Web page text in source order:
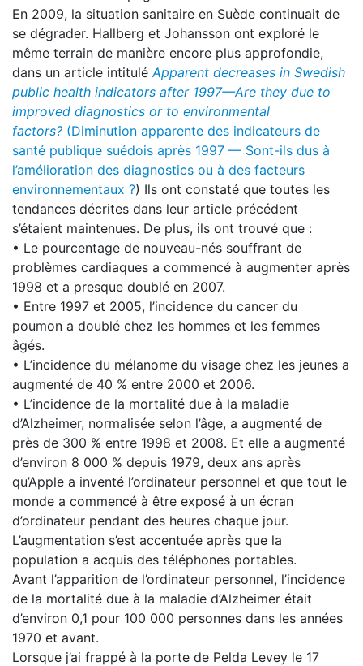
En 2009, la situation sanitaire en Suède continuait de
se dégrader. Hallberg et Johansson ont exploré le
même terrain de manière encore plus approfondie,
dans un article intituléApparent decreases in Swedish
public health indicators after 1997—Are they due to
improved diagnostics or to environmental
factors? (Diminution apparente des indicateurs de
santé publique suédois après 1997 — Sont-ils dus à
l’amélioration des diagnostics ou à des facteurs
environnementaux ?) Ils ont constaté que toutes les
tendances décrites dans leur article précédent
s’étaient maintenues. De plus, ils ont trouvé que :
• Le pourcentage de nouveau-nés souffrant de
problèmes cardiaques a commencé à augmenter après
1998 et a presque doublé en 2007.
• Entre 1997 et 2005, l’incidence du cancer du
poumon a doublé chez les hommes et les femmes
âgés.
• L’incidence du mélanome du visage chez les jeunes a
augmenté de 40 % entre 2000 et 2006.
• L’incidence de la mortalité due à la maladie
d’Alzheimer, normalisée selon l’âge, a augmenté de
près de 300 % entre 1998 et 2008. Et elle a augmenté
d’environ 8 000 % depuis 1979, deux ans après
qu’Apple a inventé l’ordinateur personnel et que tout le
monde a commencé à être exposé à un écran
d’ordinateur pendant des heures chaque jour.
L’augmentation s’est accentuée après que la
population a acquis des téléphones portables.
Avant l’apparition de l’ordinateur personnel, l’incidence
de la mortalité due à la maladie d’Alzheimer était
d’environ 0,1 pour 100 000 personnes dans les années
1970 et avant.
Lorsque j’ai frappé à la porte de Pelda Levey le 17